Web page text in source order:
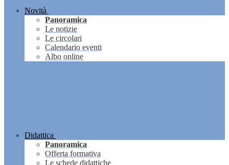
Novità
Panoramica
Le notizie
Le circolari
Calendario eventi
Albo online
Didattica
Panoramica
Offerta formativa
Le schede didattiche